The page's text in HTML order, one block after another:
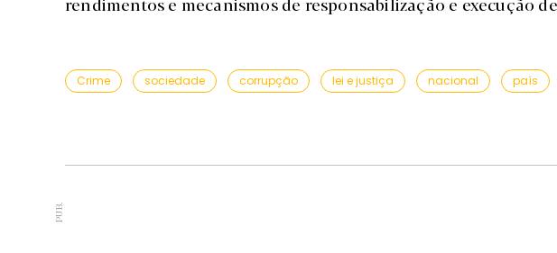
Crime sociedade corrupção lei e justiça nacional país
PUB.